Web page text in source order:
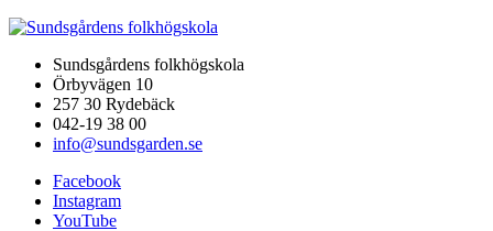
Sundsgårdens folkhögskola
Örbyvägen 10
257 30 Rydebäck
042-19 38 00
info@sundsgarden.se
Facebook
Instagram
YouTube